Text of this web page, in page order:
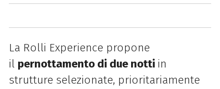
La Rolli Experience propone
il pernottamento di due notti in
strutture selezionate, prioritariamente